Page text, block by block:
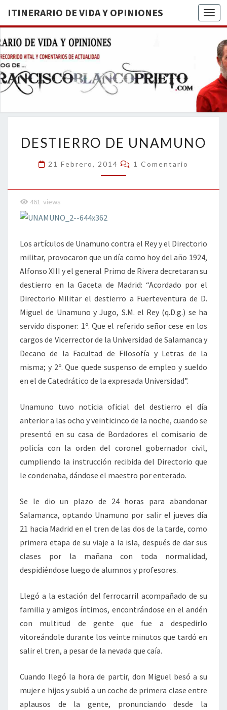
ITINERARIO DE VIDA Y OPINIONES
DE
BREVE
RECORRIDO
VITAL Y
ACTUALIDAD
DE
UNAMUNO
DESTIERRO DE UNAMUNO
21 Febrero, 2014 Comentarios
1 Comentario
461 views
Los artículos de Unamuno contra el Rey y el Directorio
militar, provocaron que un día como hoy del año 1924,
Alfonso XIII y el general Primo de Rivera decretaran su
destierro en la Gaceta de Madrid: “Acordado por el
Directorio Militar el destierro a Fuerteventura de D.
Miguel de Unamuno y Jugo, S.M. el Rey (q.D.g.) se ha
servido disponer: 1º. Que el referido señor cese en los
cargos de Vicerrector de la Universidad de Salamanca y
Decano de la Facultad de Filosofía y Letras de la
misma; y 2º. Que quede suspenso de empleo y sueldo
en el de Catedrático de la expresada Universidad”.
Unamuno tuvo noticia oficial del destierro el día
anterior a las ocho y veinticinco de la noche, cuando se
presentó en su casa de Bordadores el comisario de
policía con la orden del coronel gobernador civil,
cumpliendo la instrucción recibida del Directorio que
le condenaba, dándose el maestro por enterado.
Se le dio un plazo de 24 horas para abandonar
Salamanca, optando Unamuno por salir el jueves día
21 hacia Madrid en el tren de las dos de la tarde, como
primera etapa de su viaje a la isla, después de dar sus
clases por la mañana con toda normalidad,
despidiéndose luego de alumnos y profesores.
Llegó a la estación del ferrocarril acompañado de su
familia y amigos íntimos, encontrándose en el andén
con multitud de gente que fue a despedirlo
vitoreándole durante los veinte minutos que tardó en
salir el tren, a pesar de la nevada que caía.
Cuando llegó la hora de partir, don Miguel besó a su
mujer e hijos y subió a un coche de primera clase entre
aplausos de la gente, pronunciando desde la